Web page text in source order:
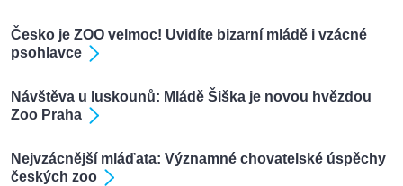
Česko je ZOO velmoc! Uvidíte bizarní mládě i vzácné
psohlavce
Návštěva u luskounů: Mládě Šiška je novou hvězdou
Zoo Praha
Nejvzácnější mláďata: Významné chovatelské úspěchy
českých zoo